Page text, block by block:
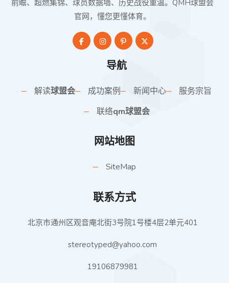
前瞻、超燃集锦、球员数据墙、历史战役重温。QMH球盟会
官网，懂您更懂体育。
导航
解读球盟会 成功案例 新闻中心
服务宗旨
联络qm球盟会
网站地图
SiteMap
联系方式
北京市通州区观音庵北街3号院1号楼4层2单元401
stereotyped@yahoo.com
19106879981